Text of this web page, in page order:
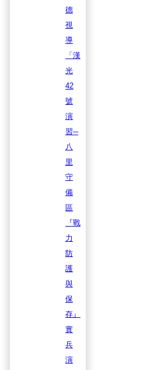
德
視
導
「漢
光
42
號
演
習─
八
里
守
備
區
『戰
力
防
護
與
保
存』
實
兵
演